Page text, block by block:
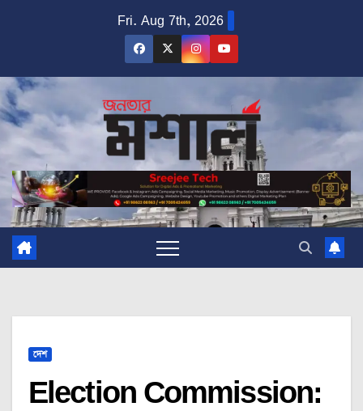
Fri. Aug 7th, 2026
দেশ
Election Commission: